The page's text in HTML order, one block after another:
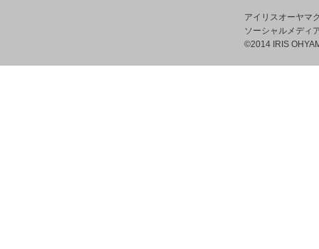
アイリスオーヤマ
ソーシャルメディ
©2014 IRIS